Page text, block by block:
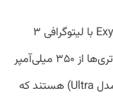
تمامی مدل‌ها از پردازنده جدید Exynos W1000 با لیتوگرافی ۳
نانومتری استفاده می‌کنند. رم ۲ گیگابایت و باتری‌ها از ۳۵۰ میلی‌آمپر
(در مدل ۴۰ میلی‌متری) تا ۵۹۰ میلی‌آمپر (در مدل Ultra) هستند که